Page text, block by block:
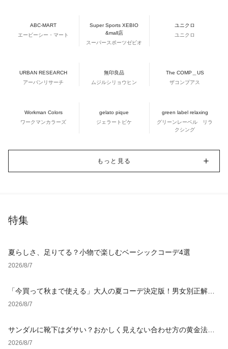
ABC-MART
エービーシー・マート
Super Sports XEBIO
&mall店
スーパースポーツゼビオ
ユニクロ
ユニクロ
URBAN RESEARCH
アーバンリサーチ
無印良品
ムジルシリョウヒン
The COMP＿US
ザコンプアス
Workman Colors
ワークマンカラーズ
gelato pique
ジェラートピケ
green label relaxing
グリーンレーベル リラ
クシング
もっと見る
特集
夏らしさ、足りてる？小物で楽しむベーシックコーデ4選
2026/8/7
「今買って秋まで使える」大人の夏コーデ決定版！男女別正解ス
タイルとNGな着こなし
2026/8/7
サンダルに靴下はダサい？おかしく見えない合わせ方の黄金法則
と男女別おすすめコーデ
2026/8/7